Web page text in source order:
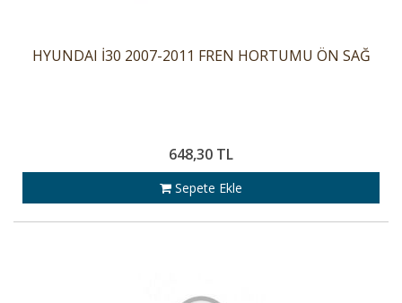
HYUNDAI İ30 2007-2011 FREN HORTUMU ÖN SAĞ
648,30 TL
Sepete Ekle